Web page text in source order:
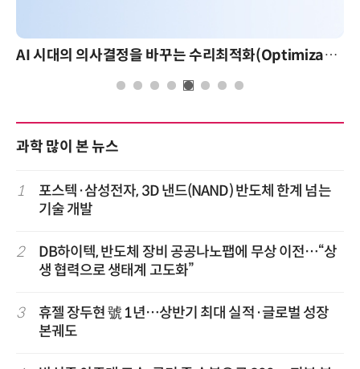
AI 시대의 의사결정을 바꾸는 수리최적화(Optimization): 실제 산업 적용 사례와 활용 전략
과학 많이 본 뉴스
1
포스텍·삼성전자, 3D 낸드(NAND) 반도체 한계 넘는
기술 개발
2
DB하이텍, 반도체 장비 공공나노팹에 무상 이전…“상
생 협력으로 생태계 고도화”
3
휴젤 장두현 號 1년…상반기 최대 실적·글로벌 성장
본궤도